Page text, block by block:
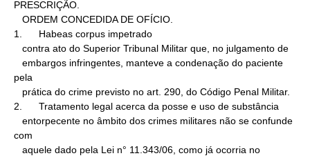
PRESCRIÇÃO.
1.      Habeas corpus impetrado
pela
2.      Tratamento legal acerca da posse e uso de substância
com